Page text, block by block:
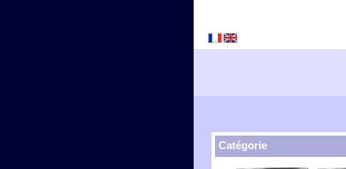
Catégorie